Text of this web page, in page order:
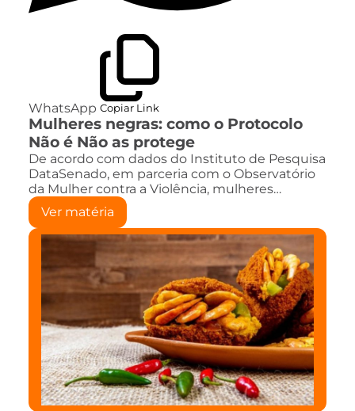
WhatsApp Copiar Link
Mulheres negras: como o Protocolo
Não é Não as protege
De acordo com dados do Instituto de Pesquisa
DataSenado, em parceria com o Observatório
da Mulher contra a Violência, mulheres…
Ver matéria